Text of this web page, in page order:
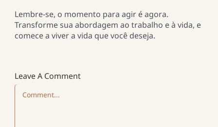
Lembre-se, o momento para agir é agora.
Transforme sua abordagem ao trabalho e à vida, e
comece a viver a vida que você deseja.
Leave A Comment
Comment